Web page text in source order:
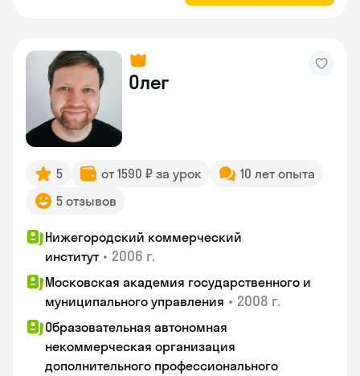
Олег
5 от 1590 ₽ за урок
10 лет опыта
5 отзывов
Нижегородский коммерческий
институт • 2006 г.
Московская академия государственного и
муниципального управления • 2008 г.
Образовательная автономная
некоммерческая организация
дополнительного профессионального